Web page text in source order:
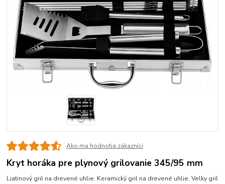
Ako ma hodnotia zákazníci
Kryt horáka pre plynový grilovanie 345/95 mm
Liatinový gril na drevené uhlie. Keramický gril na drevené uhlie. Velky gril